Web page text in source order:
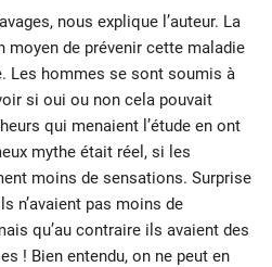
nous explique l’auteur. La
moyen de prévenir cette maladie
Les hommes se sont soumis à
si oui ou non cela pouvait
qui menaient l’étude en ont
mythe était réel, si les
moins de sensations. Surprise
n’avaient pas moins de
qu’au contraire ils avaient des
! Bien entendu, on ne peut en